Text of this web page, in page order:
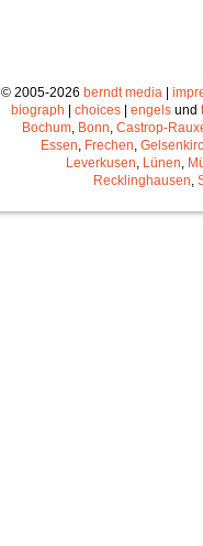
© 2005-2026 berndt media |
biograph | choices | engels und
Bochum Bonn Castrop-
Essen Frechen
Leverkusen Lünen
Recklinghausen